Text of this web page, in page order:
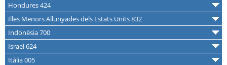
Hondures 424
Illes Menors Allunyades dels Estats Units 832
Indonèsia 700
Israel 624
Itàlia 005